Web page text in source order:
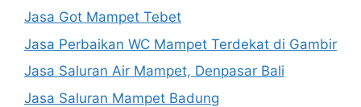
Jasa Got Mampet Tebet
Jasa Perbaikan WC Mampet Terdekat di Gambir
Jasa Saluran Air Mampet, Denpasar Bali
Jasa Saluran Mampet Badung